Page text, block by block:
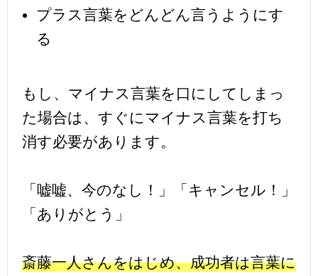
プラス言葉をどんどん言うようにす
る
もし、マイナス言葉を口にしてしまっ
た場合は、すぐにマイナス言葉を打ち
消す必要があります。
「嘘嘘、今のなし！」「キャンセル！」
「ありがとう」
斎藤一人さんをはじめ、成功者は言葉に